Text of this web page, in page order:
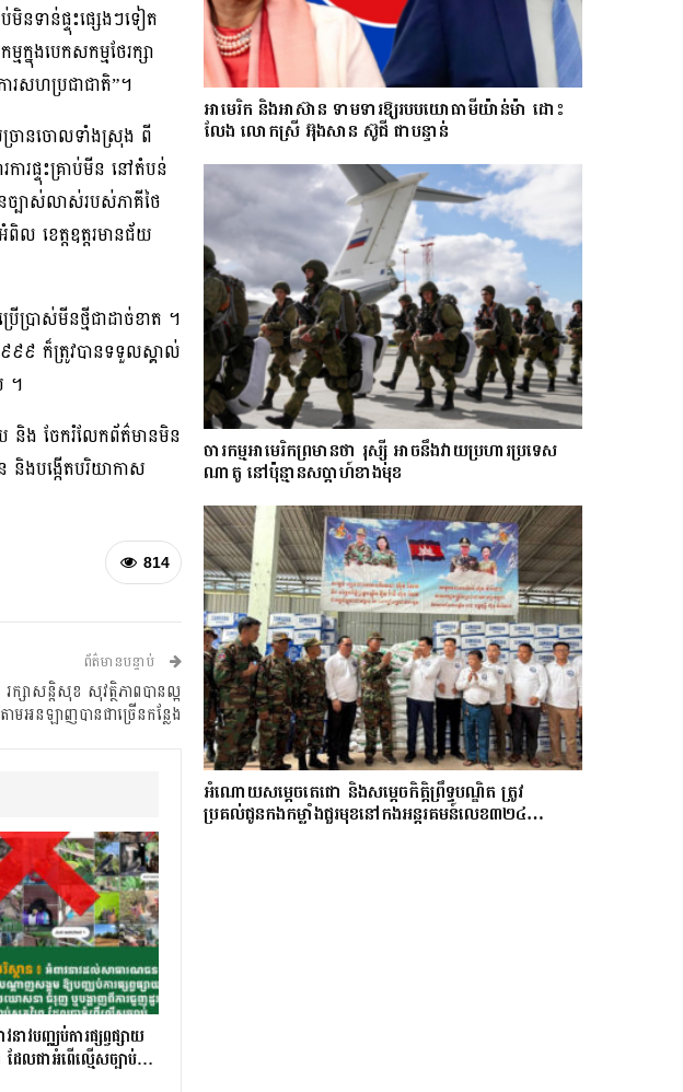
នទាន់ផ្ទុះផ្សេងៗទៀត
ងបេកសកម្មថែរក្សា
រសហប្រជាជាតិ”។
រានចោលទាំងស្រុង ពី
ារផ្ទុះគ្រាប់មីន នៅតំបន់
ច្បាស់លាស់របស់ភាគីថៃ
ល ខេត្តឧត្តរមានជ័យ
ប្រាស់មីនថ្មីជាដាច់ខាត ។
១៩៩៩ ក៏ត្រូវបានទទួលស្គាល់
។
ាយ និង ចែករំលែកព័ត៌មានមិន
ងបង្កើតបរិយាកាស
814
ព័ត៌មានបន្ទាប់
សាសន្តិសុខ សុវត្ថិភាពបានល្អ
មអនឡាញបានជាច្រើនកន្លែង
នាវបញ្ឈប់ការផ្សព្វផ្សាយ
ដែលជាអំពើល្មើសច្បាប់…
អាមេរិក និងអាស៊ាន ទាមទារឱ្យ​របបយោធាមីយ៉ាន់ម៉ា​ ដោះ​
លែង​ លោកស្រី អ៊ុងសាន ស៊ូជី ជា​បន្ទាន់
ចារកម្ម​អាមេរិក​ព្រមាន​ថា​ រុស្ស៊ី​ អាចនឹងវាយប្រហារប្រទេស​​
ណា​តូ ​នៅ​ប៉ុន្មាន​សប្តាហ៍​​ខាង​មុខ​​
អំណោយសម្តេចតេជោ និងសម្តេចកិត្តិព្រឹទ្ធបណ្ឌិត ត្រូវ
ប្រគល់ជូនកងកម្លាំងជួរមុខនៅកងអន្តរគមន៍លេខ៣២៤…